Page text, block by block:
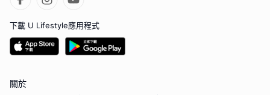
下載 U Lifestyle應用程式
關於